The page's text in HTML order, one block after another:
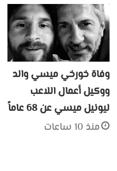
وفاة خورخي ميسي والد
ووكيل أعمال اللاعب
ليونيل ميسي عن 68 عاماً
منذ 10 ساعات